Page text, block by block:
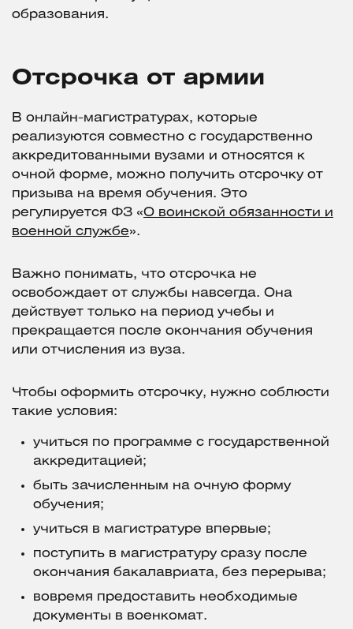
образования.
Отсрочка от армии
В онлайн-магистратурах, которые
реализуются совместно с государственно
аккредитованными вузами и относятся к
очной форме, можно получить отсрочку от
призыва на время обучения. Это
регулируется ФЗ «О воинской обязанности и
военной службе».
Важно понимать, что отсрочка не
освобождает от службы навсегда. Она
действует только на период учебы и
прекращается после окончания обучения
или отчисления из вуза.
Чтобы оформить отсрочку, нужно соблюсти
такие условия:
учиться по программе с государственной
аккредитацией;
быть зачисленным на очную форму
обучения;
учиться в магистратуре впервые;
поступить в магистратуру сразу после
окончания бакалавриата, без перерыва;
вовремя предоставить необходимые
документы в военкомат.